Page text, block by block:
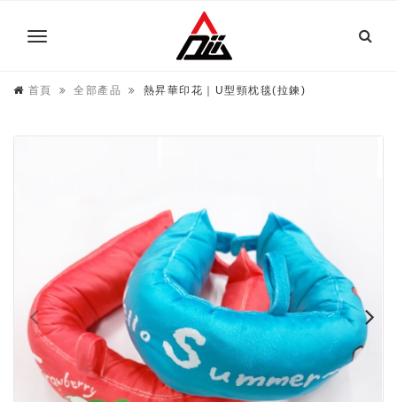
首頁 全部產品 熱昇華印花｜U型頸枕毯(拉鍊)